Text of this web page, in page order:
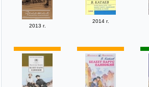
2013 г.
2014 г.